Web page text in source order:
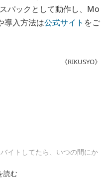
パックとして動作し、Mo
導入方法は公式サイト をご
《RIKUSYO》
イトしてたら、いつの間にか
読む